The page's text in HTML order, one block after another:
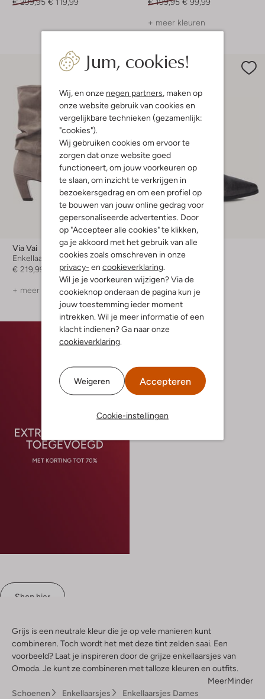
Jum, cookies!
Wij, en onze negen partners, maken op
onze website gebruik van cookies en
vergelijkbare technieken (gezamenlijk:
"cookies").
Wij gebruiken cookies om ervoor te
zorgen dat onze website goed
functioneert, om jouw voorkeuren op
te slaan, om inzicht te verkrijgen in
bezoekersgedrag en om een profiel op
te bouwen van jouw online gedrag voor
gepersonaliseerde advertenties. Door
op "Accepteer alle cookies" te klikken,
ga je akkoord met het gebruik van alle
cookies zoals omschreven in onze
privacy- en cookieverklaring.
Wil je je voorkeuren wijzigen? Via de
cookieknop onderaan de pagina kun je
jouw toestemming ieder moment
intrekken. Wil je meer informatie of een
klacht indienen? Ga naar onze
cookieverklaring.
Weigeren Accepteren
Cookie-instellingen
+ meer kleuren
Via Vai
Enkellaarsjes
€ 219,99
+ meer kleuren
Laatste item
-30%
Via Vai
Enkelboots
€ 199,99
+ meer kleuren
Shop hier
Grijs is een neutrale kleur die je op vele manieren kunt
combineren. Toch wordt het met deze tint zelden saai. Een
voorbeeld? Laat je inspireren door de grijze enkellaarsjes van
Omoda. Je kunt ze combineren met talloze kleuren en outfits.
MeerMinder
Schoenen
Enkellaarsjes Enkellaarsjes Dames